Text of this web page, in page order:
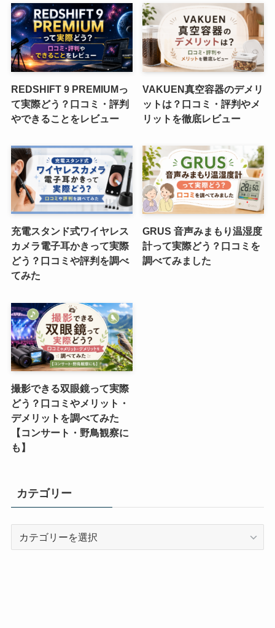
REDSHIFT 9 PREMIUMっ
て実際どう？口コミ・評判
やできることをレビュー
VAKUEN真空容器のデメリ
ットは？口コミ・評判やメ
リットを徹底レビュー
充電スタンド式ワイヤレス
カメラ電子耳かきって実際
どう？口コミや評判を調べ
てみた
GRUS 音声みまもり温湿度
計って実際どう？口コミを
調べてみました
撮影できる双眼鏡って実際
どう？口コミやメリット・
デメリットを調べてみた
【コンサート・野鳥観察に
も】
カテゴリー